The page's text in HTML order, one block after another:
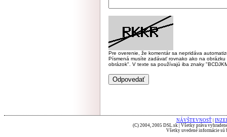
Pre overenie, že komentár sa nepridáva
Písmená musíte zadávať rovnako ako na
obrázok". V texte sa používajú iba znaky
NÁVŠTEVNOSŤ
(C) 2004, 2005 DSL.sk | Všetky práva
Všetky uvedené informácie sú